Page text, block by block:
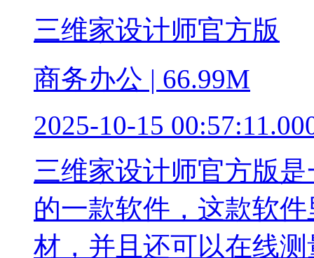
三维家设计师官方版
商务办公 | 66.99M
2025-10-15
三维家设计师官方版
的一款软件，这款软
材，并且还可以在线